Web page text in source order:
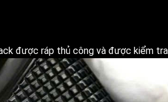
được ráp thủ công và được kiểm